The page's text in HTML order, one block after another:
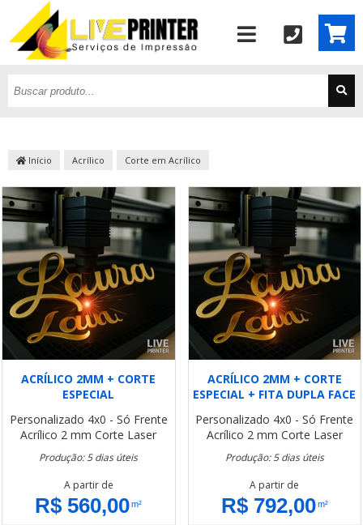
Início Acrílico Corte em Acrílico
ACRÍLICO 2MM + CORTE
ESPECIAL
Personalizado 4x0 - Só Frente
Acrílico 2 mm Corte Laser
Produção: 5 dias úteis
A partir de
R$ 560,00m²
ACRÍLICO 2MM + CORTE
ESPECIAL + FITA DUPLA FACE
Personalizado 4x0 - Só Frente
Acrílico 2 mm Corte Laser
Produção: 5 dias úteis
A partir de
R$ 792,00m²